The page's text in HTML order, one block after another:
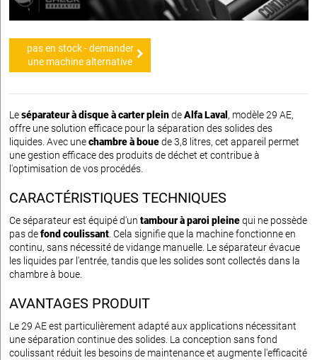
pas en stock - demander
une machine alternative
Leséparateur à disque à carter pleindeAlfa Laval , modèle 29 AE,
offre une solution efficace pour la séparation des solides des
liquides. Avec unechambre à bouede 3,8 litres, cet appareil permet
une gestion efficace des produits de déchet et contribue à
l'optimisation de vos procédés.
CARACTÉRISTIQUES TECHNIQUES
Ce séparateur est équipé d'un tambour à paroi pleinequi ne possède
pas defond coulissant. Cela signifie que la machine fonctionne en
continu, sans nécessité de vidange manuelle. Le séparateur évacue
les liquides par l'entrée, tandis que les solides sont collectés dans la
chambre à boue.
AVANTAGES PRODUIT
Le 29 AE est particulièrement adapté aux applications nécessitant
une séparation continue des solides. La conception sans fond
coulissant réduit les besoins de maintenance et augmente l'efficacité